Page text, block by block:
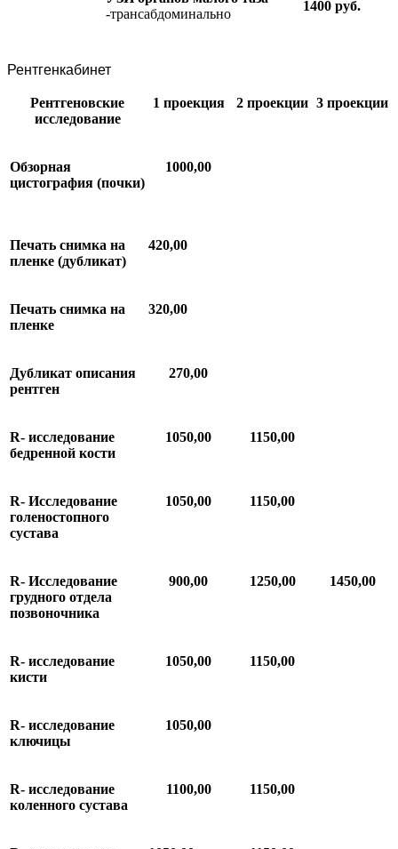
-трансабдоминально
1400 руб.
Рентгенкабинет
Рентгеновские
исследование
1 проекция 2 проекции 3 проекции
Обзорная
цистография (почки)
1000,00
Печать снимка на
пленке (дубликат)
420,00
Печать снимка на
пленке
320,00
Дубликат описания
рентген
270,00
R- исследование
бедренной кости
1050,00 1150,00
R- Исследование
голеностопного
сустава
1050,00 1150,00
R- Исследование
грудного отдела
позвоночника
900,00 1250,00 1450,00
R- исследование
кисти
1050,00 1150,00
R- исследование
ключицы
1050,00
R- исследование
коленного сустава
1100,00 1150,00